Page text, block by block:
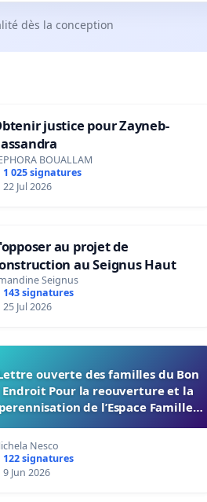
dès la conception
justice pour Zayneb-
BOUALLAM
1 025 signatures
22 Jul 2026
au projet de
au Seignus Haut
Seignus
143 signatures
25 Jul 2026
ouverte des familles du Bon
Endroit Pour la reouverture et la
perennisation de l’Espace Familles
Nesco
122 signatures
9 Jun 2026